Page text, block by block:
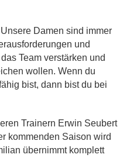
Damen sind immer
und
Team verstärken und
wollen. Wenn du
bist, dann bist du bei
Trainern Erwin Seubert
kommenden Saison wird
übernimmt komplett